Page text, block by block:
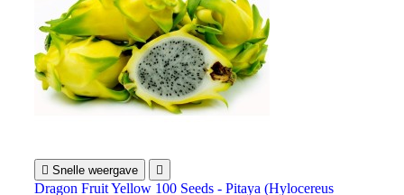
 Snelle weergave 
Dragon Fruit Yellow 100 Seeds - Pitaya (Hylocereus